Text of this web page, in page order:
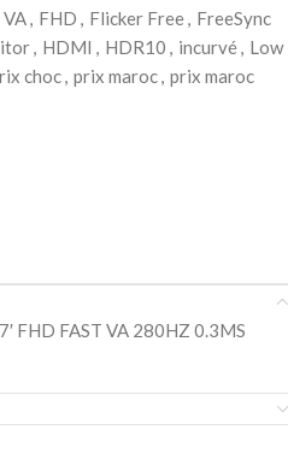
, FHD , Flicker Free, FreeSync
, HDMI , HDR10 , incurvé , Low
choc, prix maroc, prix maroc
FHD FAST VA 280HZ 0.3MS